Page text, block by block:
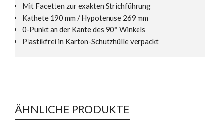
Mit Facetten zur exakten Strichführung
Kathete 190 mm / Hypotenuse 269 mm
0-Punkt an der Kante des 90° Winkels
Plastikfrei in Karton-Schutzhülle verpackt
ÄHNLICHE PRODUKTE